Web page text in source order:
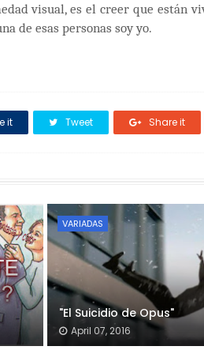
visual, es el creer que están
de esas personas soy yo.
it Tweet Share it
VARIADAS
"El Suicidio de Opus"
April 07, 2016